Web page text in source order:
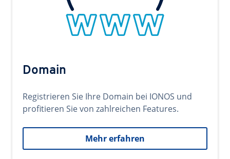
Domain
Registrieren Sie Ihre Domain bei IONOS und
profitieren Sie von zahlreichen Features.
Mehr erfahren